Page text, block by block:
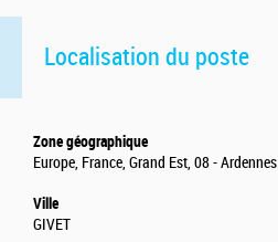
Localisation du poste
Zone géographique
Europe, France, Grand Est, 08 - Ardennes
Ville
GIVET